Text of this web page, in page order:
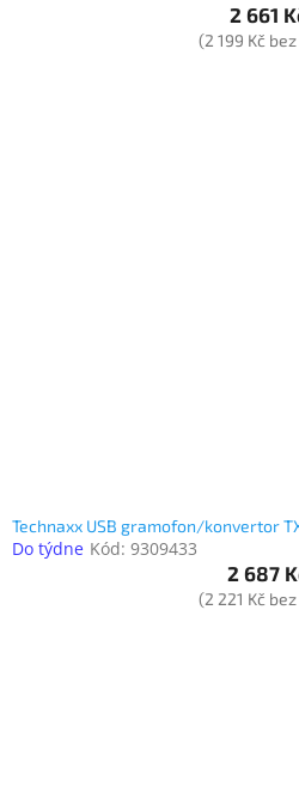
2 661
(2 199 Kč bez
Technaxx USB gramofon/konvertor
Do týdne Kód: 9309433
2 687
(2 221 Kč bez